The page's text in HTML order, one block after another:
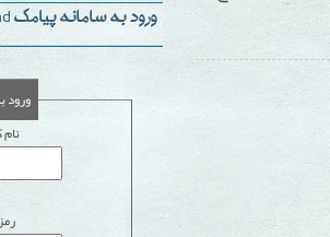
ورود به سامانه پیامک My Send
ورود به سامانه
نام کاربری